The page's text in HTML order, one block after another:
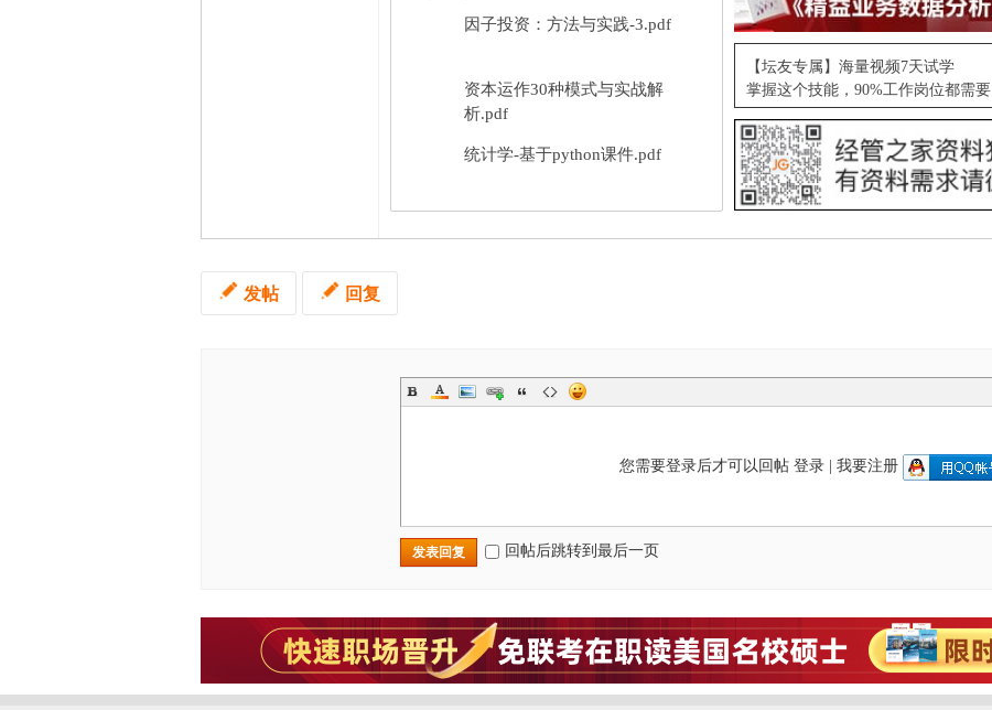
因子投资：方法与实践-3.pdf
资本运作30种模式与实战解
析.pdf
统计学-基于python课件.pdf
【坛友专属】海量视频7天试学
掌握这个技能，90%工作岗位都需要
发帖 回复
您需要登录后才可以回帖 登录| 我要注册
发表回复 回帖后跳转到最后一页